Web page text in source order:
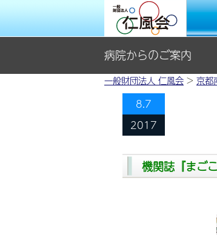
病院からのご案内
一般財団法人 仁風会 > 京都
8.7
2017
機関誌『まご